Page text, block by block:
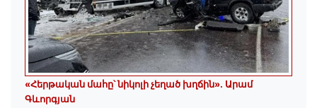
«Հերթական մահը՝ նիկոլի չեղած խղճին»․ Արամ
Գևորգյան